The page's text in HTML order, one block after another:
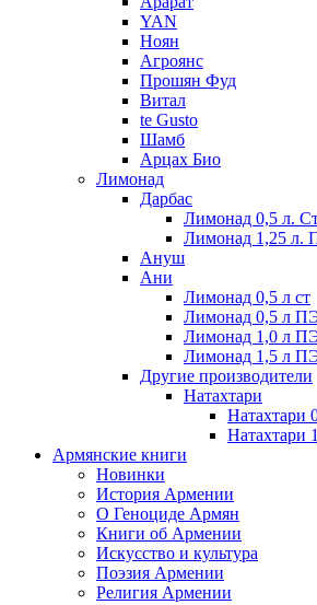
YAN
Ноян
Агроянс
Прошян Фуд
Витал
te Gusto
Шамб
Арцах Био
Лимонад
Дарбас
Лимонад 0,5 л.
Лимонад 1,25 л.
Ануш
Ани
Лимонад 0,5 л ст
Лимонад 0,5 л
Лимонад 1,0 л
Лимонад 1,5 л
Другие производители
Натахтари
Натахтари
Натахтари
Армянские книги
Новинки
История Армении
О Геноциде Армян
Книги об Армении
Иcкусство и культура
Поэзия Армении
Религия Армении